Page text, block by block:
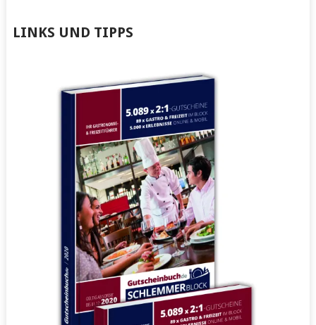
Nachmachen
Kapff
Kapff
Kapff
LINKS UND TIPPS